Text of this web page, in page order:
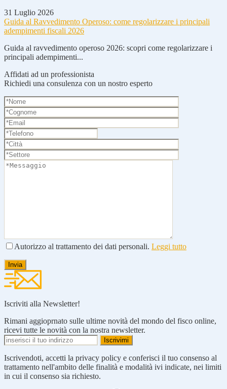
31 Luglio 2026
Guida al Ravvedimento Operoso: come regolarizzare i principali
adempimenti fiscali 2026
Guida al ravvedimento operoso 2026: scopri come regolarizzare i
principali adempimenti...
Affidati ad un professionista
Richiedi una consulenza con un nostro esperto
Autorizzo al trattamento dei dati personali. Leggi tutto
Iscriviti alla Newsletter!
Rimani aggioprnato sulle ultime novità del mondo del fisco online,
ricevi tutte le novità con la nostra newsletter.
Iscrivendoti, accetti la privacy policy e conferisci il tuo consenso al
trattamento nell'ambito delle finalità e modalità ivi indicate, nei limiti
in cui il consenso sia richiesto.